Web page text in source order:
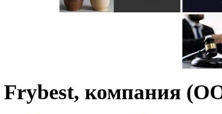
Frybest, компания